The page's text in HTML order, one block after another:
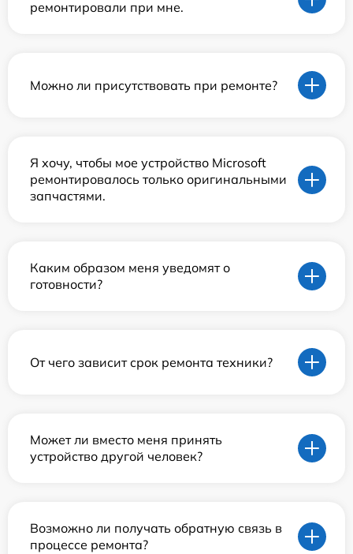
ремонтировали при мне.
Можно ли присутствовать при ремонте?
Я хочу, чтобы мое устройство Microsoft
ремонтировалось только оригинальными
запчастями.
Каким образом меня уведомят о
готовности?
От чего зависит срок ремонта техники?
Может ли вместо меня принять
устройство другой человек?
Возможно ли получать обратную связь в
процессе ремонта?